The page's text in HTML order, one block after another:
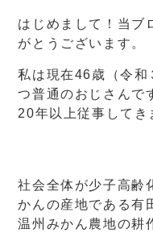
はじめまして！当ブ
がとうございます。
私は現在46歳（令和
つ普通のおじさんで
20年以上従事してき
社会全体が少子高齢
かんの産地である有
温州みかん農地の耕